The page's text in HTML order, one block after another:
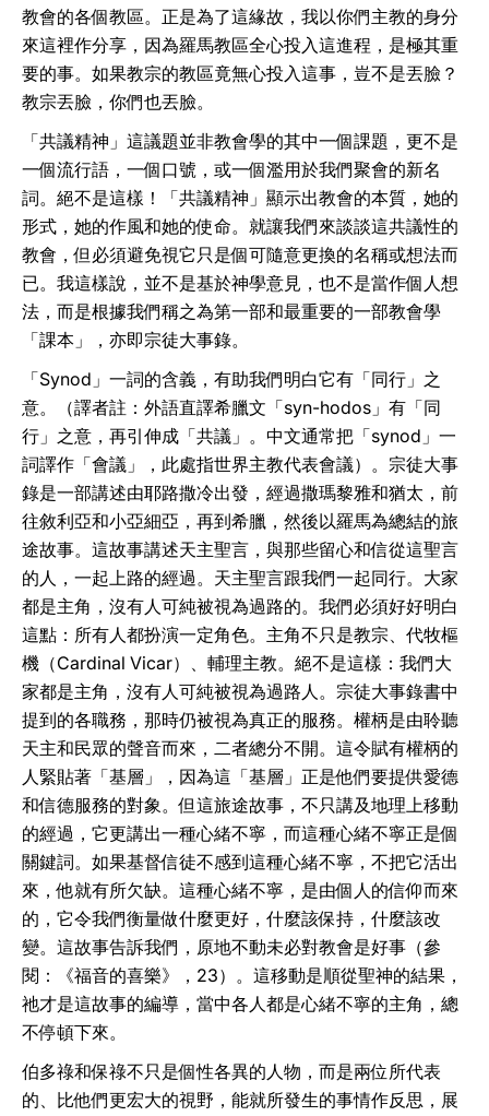
教會的各個教區。正是為了這緣故，我以你們主教的身分
來這裡作分享，因為羅馬教區全心投入這進程，是極其重
要的事。如果教宗的教區竟無心投入這事，豈不是丟臉？
教宗丟臉，你們也丟臉。
「共議精神」這議題並非教會學的其中一個課題，更不是
一個流行語，一個口號，或一個濫用於我們聚會的新名
詞。絕不是這樣！「共議精神」顯示出教會的本質，她的
形式，她的作風和她的使命。就讓我們來談談這共議性的
教會，但必須避免視它只是個可隨意更換的名稱或想法而
已。我這樣說，並不是基於神學意見，也不是當作個人想
法，而是根據我們稱之為第一部和最重要的一部教會學
「課本」，亦即宗徒大事錄。
「Synod」一詞的含義，有助我們明白它有「同行」之
意。（譯者註：外語直譯希臘文「syn-hodos」有「同
行」之意，再引伸成「共議」。中文通常把「synod」一
詞譯作「會議」，此處指世界主教代表會議）。宗徒大事
錄是一部講述由耶路撒冷出發，經過撒瑪黎雅和猶太，前
往敘利亞和小亞細亞，再到希臘，然後以羅馬為總結的旅
途故事。這故事講述天主聖言，與那些留心和信從這聖言
的人，一起上路的經過。天主聖言跟我們一起同行。大家
都是主角，沒有人可純被視為過路的。我們必須好好明白
這點：所有人都扮演一定角色。主角不只是教宗、代牧樞
機（Cardinal Vicar）、輔理主教。絕不是這樣：我們大
家都是主角，沒有人可純被視為過路人。宗徒大事錄書中
提到的各職務，那時仍被視為真正的服務。權柄是由聆聽
天主和民眾的聲音而來，二者總分不開。這令賦有權柄的
人緊貼著「基層」，因為這「基層」正是他們要提供愛德
和信德服務的對象。但這旅途故事，不只講及地理上移動
的經過，它更講出一種心緒不寧，而這種心緒不寧正是個
關鍵詞。如果基督信徒不感到這種心緒不寧，不把它活出
來，他就有所欠缺。這種心緒不寧，是由個人的信仰而來
的，它令我們衡量做什麼更好，什麼該保持，什麼該改
變。這故事告訴我們，原地不動未必對教會是好事（參
閱：《福音的喜樂》，23）。這移動是順從聖神的結果，
祂才是這故事的編導，當中各人都是心緒不寧的主角，總
不停頓下來。
伯多祿和保祿不只是個性各異的人物，而是兩位所代表
的、比他們更宏大的視野，能就所發生的事情作反思，展